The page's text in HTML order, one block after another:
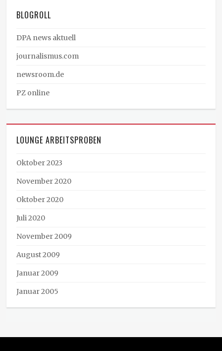
BLOGROLL
DPA news aktuell
journalismus.com
newsroom.de
PZ online
LOUNGE ARBEITSPROBEN
Oktober 2023
November 2020
Oktober 2020
Juli 2020
November 2009
August 2009
Januar 2009
Januar 2005